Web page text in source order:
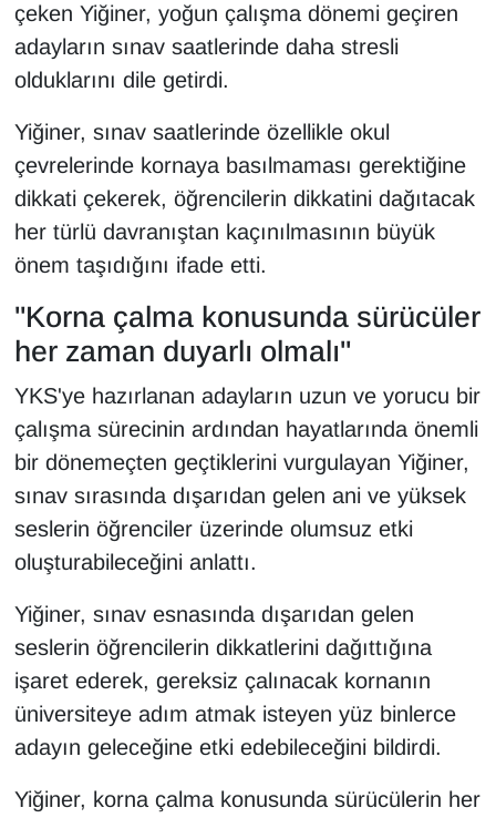
çeken Yiğiner, yoğun çalışma dönemi geçiren
adayların sınav saatlerinde daha stresli
olduklarını dile getirdi.
Yiğiner, sınav saatlerinde özellikle okul
çevrelerinde kornaya basılmaması gerektiğine
dikkati çekerek, öğrencilerin dikkatini dağıtacak
her türlü davranıştan kaçınılmasının büyük
önem taşıdığını ifade etti.
"Korna çalma konusunda sürücüler
her zaman duyarlı olmalı"
YKS'ye hazırlanan adayların uzun ve yorucu bir
çalışma sürecinin ardından hayatlarında önemli
bir dönemeçten geçtiklerini vurgulayan Yiğiner,
sınav sırasında dışarıdan gelen ani ve yüksek
seslerin öğrenciler üzerinde olumsuz etki
oluşturabileceğini anlattı.
Yiğiner, sınav esnasında dışarıdan gelen
seslerin öğrencilerin dikkatlerini dağıttığına
işaret ederek, gereksiz çalınacak kornanın
üniversiteye adım atmak isteyen yüz binlerce
adayın geleceğine etki edebileceğini bildirdi.
Yiğiner, korna çalma konusunda sürücülerin her
Kültür & Sanat
KURDÎ
MAGAZİN
MEDYA
ONE EKONOMİ
Resmi İlanlar
RÖPORTAJ
SAĞLIK
Seri İlan
Sinema - TV
SİYASET
SPOR
TEBRİK
TEKNOLOJİ